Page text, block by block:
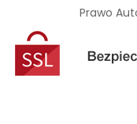
Prawo